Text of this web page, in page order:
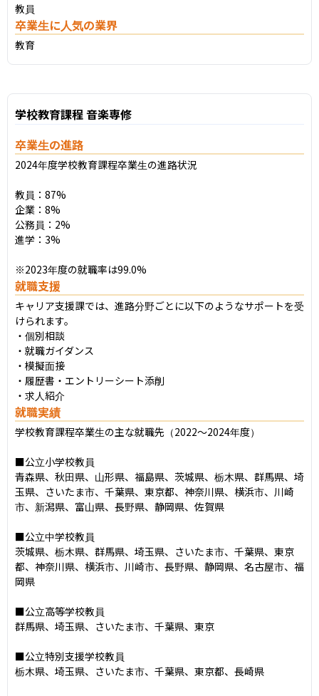
教員
卒業生に人気の業界
教育
学校教育課程 音楽専修
卒業生の進路
2024年度学校教育課程卒業生の進路状況
教員：87%
企業：8%
公務員：2%
進学：3%
※2023年度の就職率は99.0%
就職支援
キャリア支援課では、進路分野ごとに以下のようなサポートを受
けられます。
・個別相談
・就職ガイダンス
・模擬面接
・履歴書・エントリーシート添削
・求人紹介
就職実績
学校教育課程卒業生の主な就職先（2022〜2024年度）
■公立小学校教員
青森県、秋田県、山形県、福島県、茨城県、栃木県、群馬県、埼
玉県、さいたま市、千葉県、東京都、神奈川県、横浜市、川崎
市、新潟県、富山県、長野県、静岡県、佐賀県
■公立中学校教員
茨城県、栃木県、群馬県、埼玉県、さいたま市、千葉県、東京
都、神奈川県、横浜市、川崎市、長野県、静岡県、名古屋市、福
岡県
■公立高等学校教員
群馬県、埼玉県、さいたま市、千葉県、東京
■公立特別支援学校教員
栃木県、埼玉県、さいたま市、千葉県、東京都、長崎県